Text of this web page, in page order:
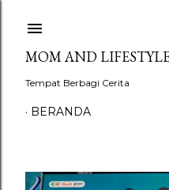
MOM AND
Tempat Berbagi Cerita
BERANDA